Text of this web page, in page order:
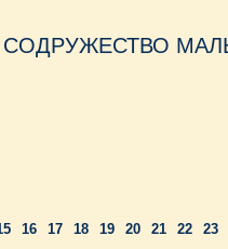
16 17 18 19 20 21 22 23